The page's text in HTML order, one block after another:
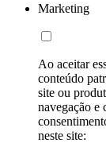
Marketing
Ao aceitar
conteúdo
site ou
navegação e
neste site: